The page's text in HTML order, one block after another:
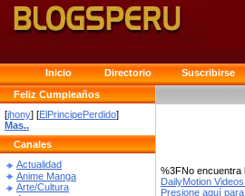
Inicio Directorio Suscribirse
Feliz Cumpleaños
[jhony] [ElPrincipePerdido]
Mas..
Canales
Actualidad
Anime Manga
Arte/Cultura
%3FNo encuentra
DailyMotion
Presione aquí